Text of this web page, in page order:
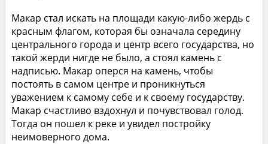
Макар стал искать на площади какую-либо жердь с
красным флагом, которая бы означала середину
центрального города и центр всего государства, но
такой жерди нигде не было, а стоял камень с
надписью. Макар оперся на камень, чтобы
постоять в самом центре и проникнуться
уважением к самому себе и к своему государству.
Макар счастливо вздохнул и почувствовал голод.
Тогда он пошел к реке и увидел постройку
неимоверного дома.